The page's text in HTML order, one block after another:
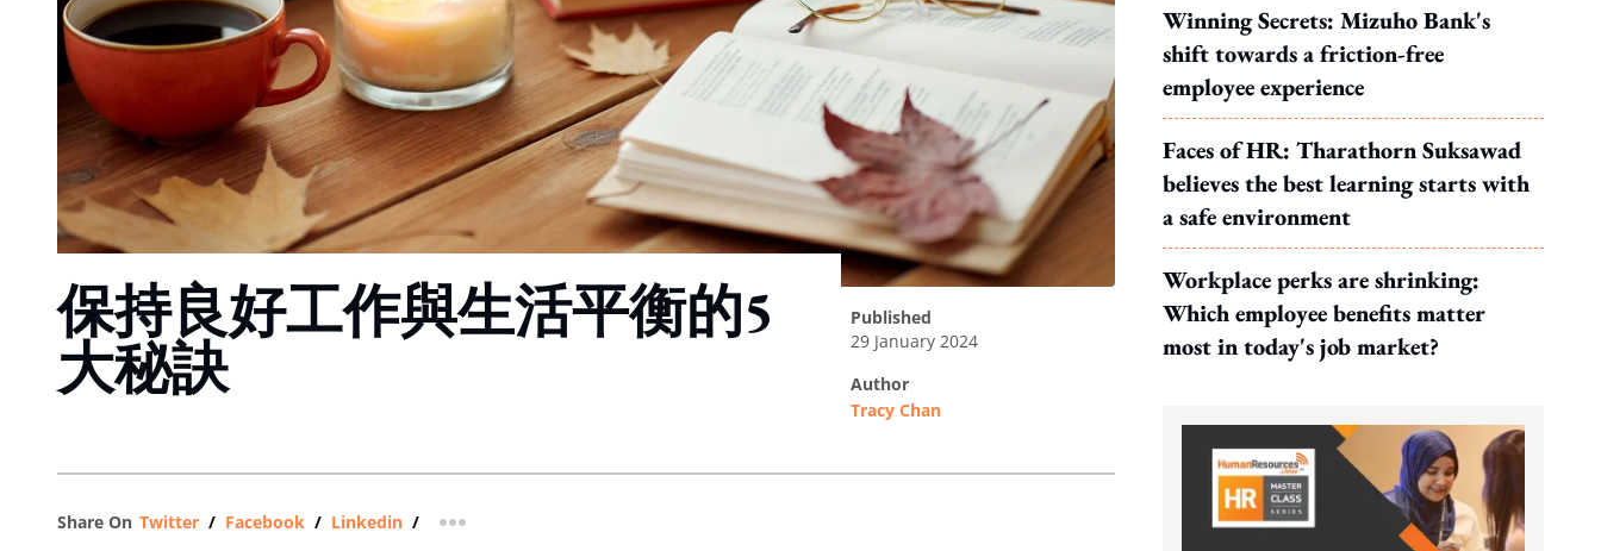
保持良好工作與生活平衡的5
大秘訣
published
29 January 2024
author
Tracy Chan
Share On Twitter / Facebook / Linkedin / more sharing option
motion
Winning Secrets: Mizuho Bank's
shift towards a friction-free
employee experience
Faces of HR: Tharathorn Suksawad
believes the best learning starts with
a safe environment
Workplace perks are shrinking:
Which employee benefits matter
most in today's job market?